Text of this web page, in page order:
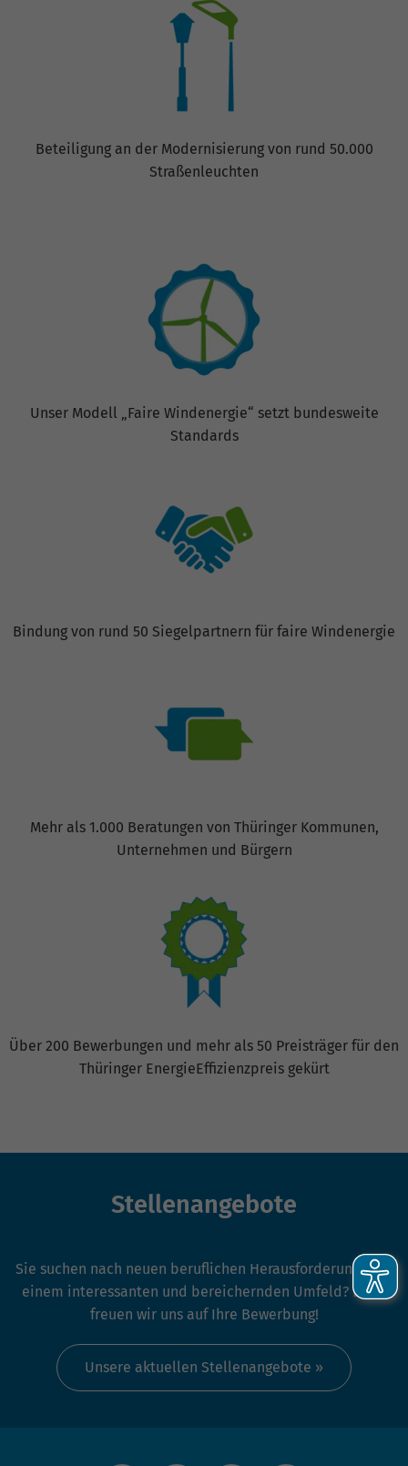
Beteiligung an der Modernisierung von rund 50.000
Straßenleuchten
Unser Modell „Faire Windenergie“ setzt bundesweite
Standards
Bindung von rund 50 Siegelpartnern für faire Windenergie
Mehr als 1.000 Beratungen von Thüringer Kommunen,
Unternehmen und Bürgern
Über 200 Bewerbungen und mehr als 50 Preisträger für den
Thüringer EnergieEffizienzpreis gekürt
Stellenangebote
Sie suchen nach neuen beruflichen Herausforderungen in
einem interessanten und bereichernden Umfeld? Dann
freuen wir uns auf Ihre Bewerbung!
Unsere aktuellen Stellenangebote »